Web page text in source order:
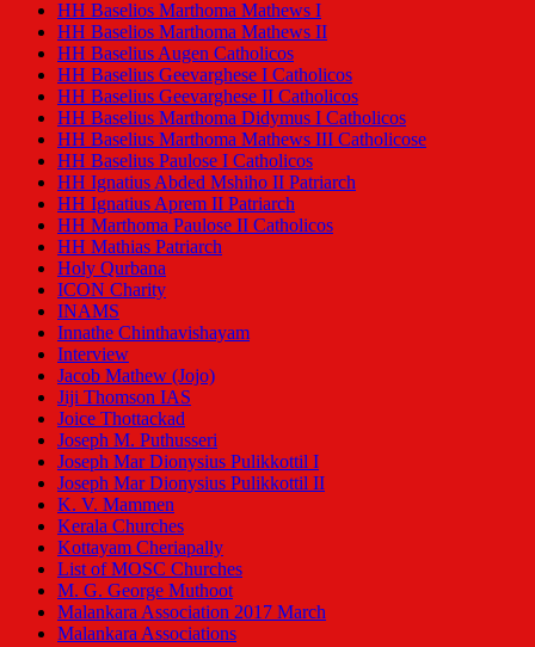
HH Baselios Marthoma Mathews I
HH Baselios Marthoma Mathews II
HH Baselius Augen Catholicos
HH Baselius Geevarghese I Catholicos
HH Baselius Geevarghese II Catholicos
HH Baselius Marthoma Didymus I Catholicos
HH Baselius Marthoma Mathews III Catholicose
HH Baselius Paulose I Catholicos
HH Ignatius Abded Mshiho II Patriarch
HH Ignatius Aprem II Patriarch
HH Marthoma Paulose II Catholicos
HH Mathias Patriarch
Holy Qurbana
ICON Charity
INAMS
Innathe Chinthavishayam
Interview
Jacob Mathew (Jojo)
Jiji Thomson IAS
Joice Thottackad
Joseph M. Puthusseri
Joseph Mar Dionysius Pulikkottil I
Joseph Mar Dionysius Pulikkottil II
K. V. Mammen
Kerala Churches
Kottayam Cheriapally
List of MOSC Churches
M. G. George Muthoot
Malankara Association 2017 March
Malankara Associations